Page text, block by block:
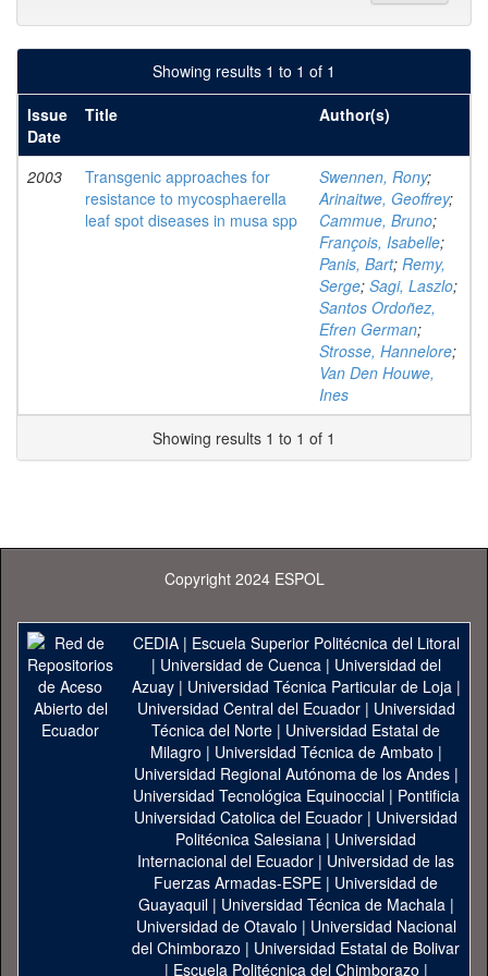
Showing results 1 to 1 of 1
Issue
Date
Title Author(s)
2003
Transgenic approaches for
resistance to mycosphaerella
leaf spot diseases in musa spp
Swennen, Rony;
Arinaitwe, Geoffrey;
Cammue, Bruno;
François, Isabelle;
Panis, Bart; Remy,
Serge; Sagi, Laszlo;
Santos Ordoñez,
Efren German;
Strosse, Hannelore;
Van Den Houwe,
Ines
Showing results 1 to 1 of 1
Copyright 2024 ESPOL
CEDIA| Escuela Superior Politécnica del Litoral
| Universidad de Cuenca| Universidad del
Azuay| Universidad Técnica Particular de Loja|
Universidad Central del Ecuador| Universidad
Técnica del Norte | Universidad Estatal de
Milagro | Universidad Técnica de Ambato |
Universidad Regional Autónoma de los Andes|
Universidad Tecnológica Equinoccial| Pontificia
Universidad Catolica del Ecuador | Universidad
Politécnica Salesiana | Universidad
Internacional del Ecuador | Universidad de las
Fuerzas Armadas-ESPE | Universidad de
Guayaquil| Universidad Técnica de Machala|
Universidad de Otavalo | Universidad Nacional
del Chimborazo | Universidad Estatal de Bolivar
| Escuela Politécnica del Chimborazo |